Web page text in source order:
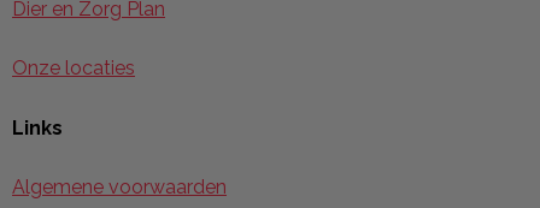
Dier en Zorg Plan
Onze locaties
Links
Algemene voorwaarden